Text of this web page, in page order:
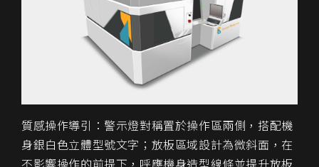
質感操作導引：警示燈對稱置於操作區兩側，搭配機
身銀白色立體型號文字；放板區域設計為微斜面，在
不影響操作的前提下，呼應機身造型線條並提升放板